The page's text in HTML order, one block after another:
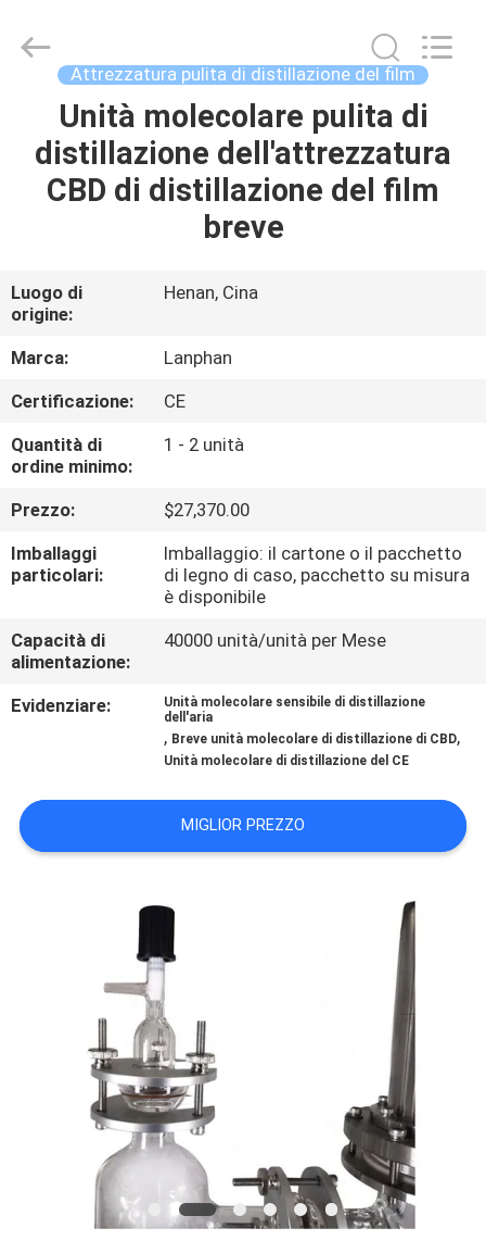
CASA
PRODOTTI
CIRCA
NOI
GIRO
DELLA
FABBRICA
CONTROLLO
QUALITÀ
CONTATTICI
CITAZIONE
POLITICA
SULLA
PRIVACY
Lanphan
Industry
Attrezzatura pulita di distillazione del film
Unità molecolare pulita di
distillazione dell'attrezzatura
CBD di distillazione del film
breve
Luogo di
origine:
Henan, Cina
Marca:
Lanphan
Certificazione:
CE
Quantità di
ordine minimo:
1 - 2 unità
Prezzo:
$27,370.00
Imballaggi
particolari:
Imballaggio: il cartone o il pacchetto
di legno di caso, pacchetto su misura
è disponibile
Capacità di
alimentazione:
40000 unità/unità per Mese
Evidenziare:
Unità molecolare sensibile di distillazione
dell'aria
, Breve unità molecolare di distillazione di CBD,
Unità molecolare di distillazione del CE
MIGLIOR PREZZO